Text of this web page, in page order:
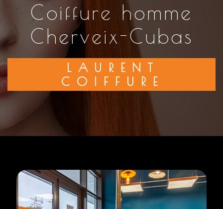
coiffure homme
Cherveix-Cubas
LAURENT
COIFFURE